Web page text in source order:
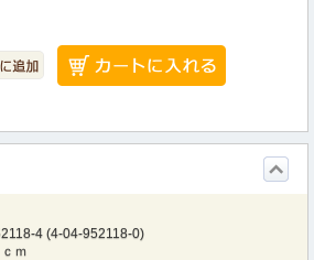
4 (4-04-952118-0)
ｍ